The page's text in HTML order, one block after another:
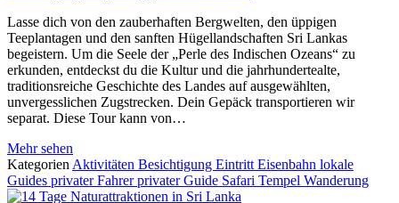
Lasse dich von den zauberhaften Bergwelten, den üppigen
Teeplantagen und den sanften Hügellandschaften Sri Lankas
begeistern. Um die Seele der „Perle des Indischen Ozeans“ zu
erkunden, entdeckst du die Kultur und die jahrhundertealte,
traditionsreiche Geschichte des Landes auf ausgewählten,
unvergesslichen Zugstrecken. Dein Gepäck transportieren wir
separat. Diese Tour kann von…
Mehr sehen
Kategorien Aktivitäten Besichtigung Eintritt Eisenbahn lokale
Guides privater Fahrerprivater Guide Safari Tempel Wanderung